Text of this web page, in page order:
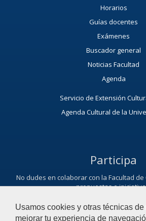
Usamos cookies y otras técnicas de
mejorar tu experiencia de
Horarios
Guías docentes
Exámenes
Buscador general
Noticias Facultad
Agenda
Servicio de Extensión
Agenda Cultural de la
Participa
No dudes en colaborar con la Facultad de
propuestas e
Te queremos